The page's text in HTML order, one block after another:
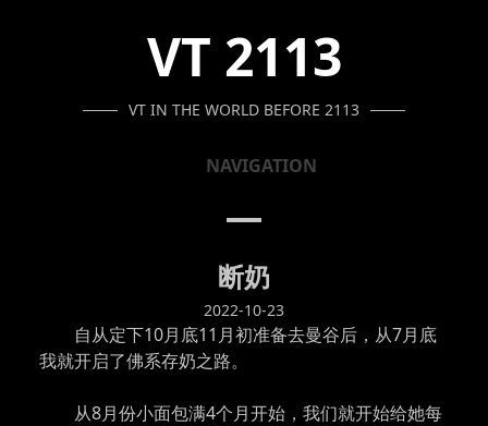
VT 2113
VT IN THE WORLD BEFORE 2113
NAVIGATION
断奶
2022-10-23
自从定下10月底11月初准备去曼谷后，从7月底
我就开启了佛系存奶之路。
从8月份小面包满4个月开始，我们就开始给她每